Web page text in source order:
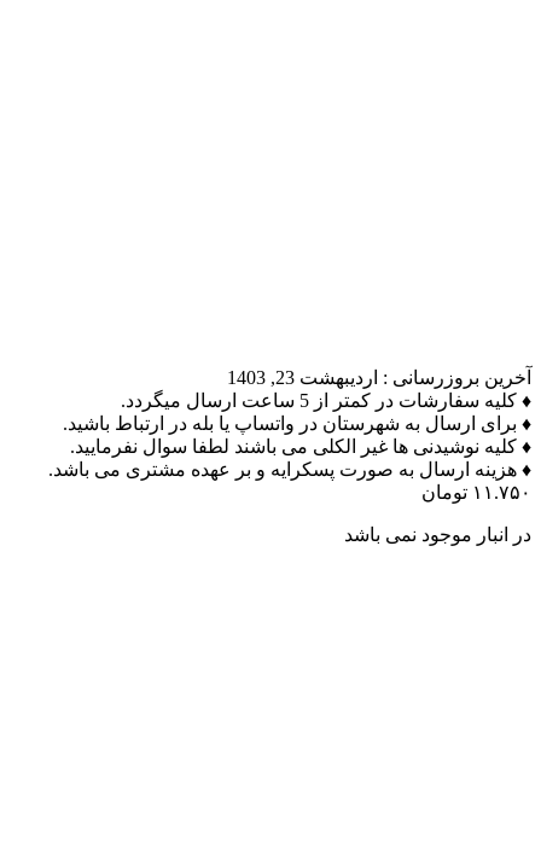
آخرین بروزرسانی : اردیبهشت 23, 1403
♦ کلیه سفارشات در کمتر از 5 ساعت ارسال میگردد.
♦ برای ارسال به شهرستان در واتساپ یا بله در ارتباط باشید.
♦ کلیه نوشیدنی ها غیر الکلی می باشند لطفا سوال نفرمایید.
♦ هزینه ارسال به صورت پسکرایه و بر عهده مشتری می باشد.
۱۱.۷۵۰ تومان
در انبار موجود نمی باشد